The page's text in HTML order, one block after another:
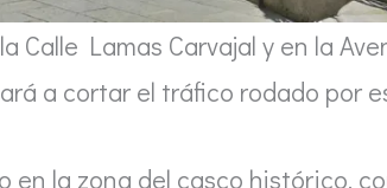
Calle Lamas Carvajal y en la
a cortar el tráfico rodado por
la zona del casco histórico,